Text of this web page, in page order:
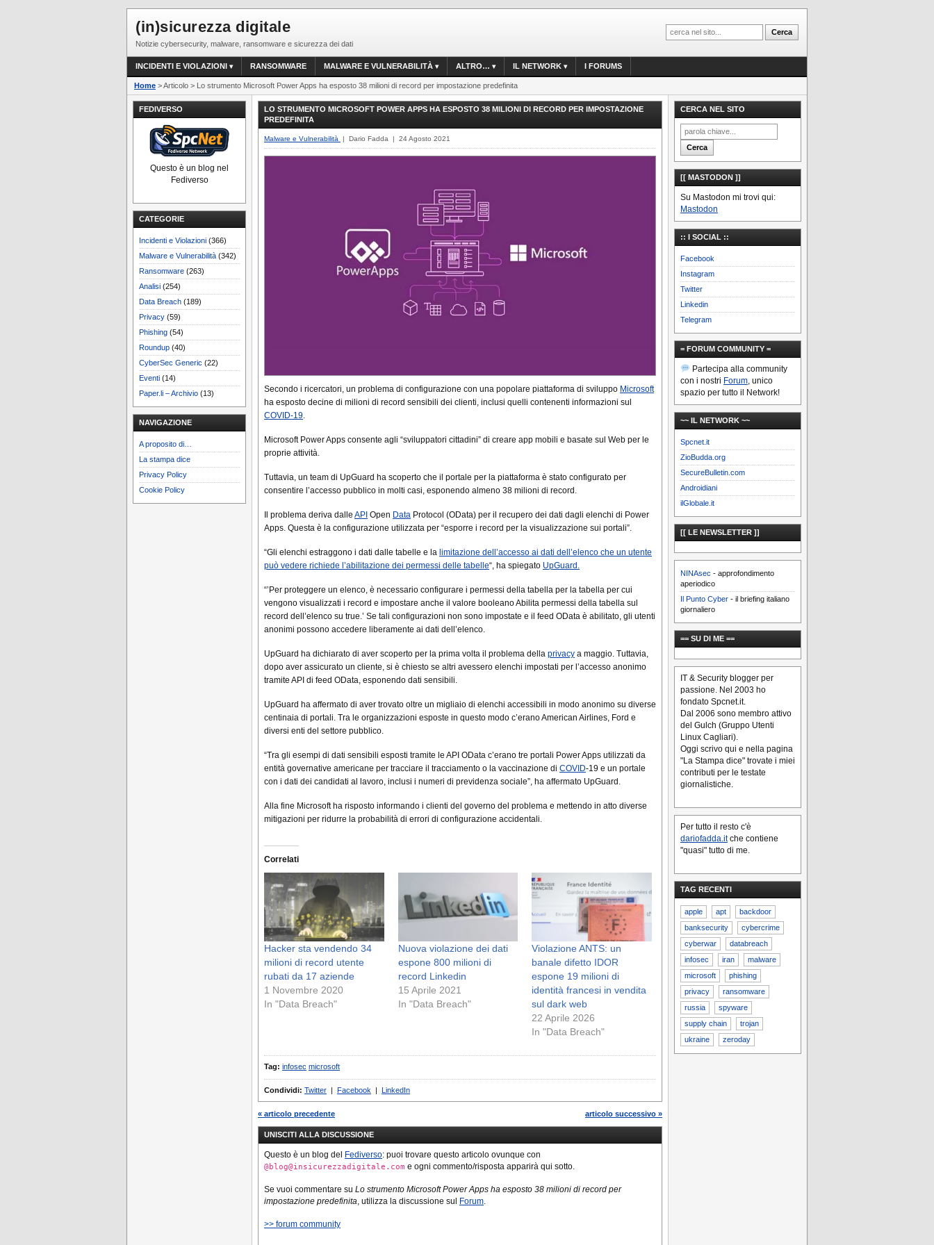
(in)sicurezza digitale
Notizie cybersecurity, malware, ransomware e sicurezza dei dati
INCIDENTI E VIOLAZIONI RANSOMWARE MALWARE E VULNERABILITÀ ALTRO… IL NETWORK I FORUMS
Home > Articolo > Lo strumento Microsoft Power Apps ha esposto 38 milioni di record per impostazione predefinita
FEDIVERSO
Questo è un blog nel
Fediverso
CATEGORIE
Incidenti e Violazioni (366)
Malware e Vulnerabilità (342)
Ransomware (263)
Analisi (254)
Data Breach (189)
Privacy (59)
Phishing (54)
Roundup (40)
CyberSec Generic (22)
Eventi (14)
Paper.li – Archivio (13)
NAVIGAZIONE
A proposito di…
La stampa dice
Privacy Policy
Cookie Policy
LO STRUMENTO MICROSOFT POWER APPS HA ESPOSTO 38 MILIONI DI RECORD PER IMPOSTAZIONE
PREDEFINITA
Malware e Vulnerabilità | Dario Fadda | 24 Agosto 2021
Secondo i ricercatori, un problema di configurazione con una popolare piattaforma di sviluppo Microsoft
ha esposto decine di milioni di record sensibili dei clienti, inclusi quelli contenenti informazioni sul
COVID-19.
Microsoft Power Apps consente agli “sviluppatori cittadini” di creare app mobili e basate sul Web per le
proprie attività.
Tuttavia, un team di UpGuard ha scoperto che il portale per la piattaforma è stato configurato per
consentire l’accesso pubblico in molti casi, esponendo almeno 38 milioni di record.
Il problema deriva dalle API Open Data Protocol (OData) per il recupero dei dati dagli elenchi di Power
Apps. Questa è la configurazione utilizzata per “esporre i record per la visualizzazione sui portali”.
“Gli elenchi estraggono i dati dalle tabelle e la limitazione dell’accesso ai dati dell’elenco che un utente
può vedere richiede l’abilitazione dei permessi delle tabelle“, ha spiegato UpGuard.
“’Per proteggere un elenco, è necessario configurare i permessi della tabella per la tabella per cui
vengono visualizzati i record e impostare anche il valore booleano Abilita permessi della tabella sul
record dell’elenco su true.’ Se tali configurazioni non sono impostate e il feed OData è abilitato, gli utenti
anonimi possono accedere liberamente ai dati dell’elenco.
UpGuard ha dichiarato di aver scoperto per la prima volta il problema della privacy a maggio. Tuttavia,
dopo aver assicurato un cliente, si è chiesto se altri avessero elenchi impostati per l’accesso anonimo
tramite API di feed OData, esponendo dati sensibili.
UpGuard ha affermato di aver trovato oltre un migliaio di elenchi accessibili in modo anonimo su diverse
centinaia di portali. Tra le organizzazioni esposte in questo modo c’erano American Airlines, Ford e
diversi enti del settore pubblico.
“Tra gli esempi di dati sensibili esposti tramite le API OData c’erano tre portali Power Apps utilizzati da
entità governative americane per tracciare il tracciamento o la vaccinazione di COVID-19 e un portale
con i dati dei candidati al lavoro, inclusi i numeri di previdenza sociale”, ha affermato UpGuard.
Alla fine Microsoft ha risposto informando i clienti del governo del problema e mettendo in atto diverse
mitigazioni per ridurre la probabilità di errori di configurazione accidentali.
Correlati
Hacker sta vendendo 34
milioni di record utente
rubati da 17 aziende
1 Novembre 2020
In "Data Breach"
Nuova violazione dei dati
espone 800 milioni di
record Linkedin
15 Aprile 2021
In "Data Breach"
Violazione ANTS: un
banale difetto IDOR
espone 19 milioni di
identità francesi in vendita
sul dark web
22 Aprile 2026
In "Data Breach"
Tag: infosec microsoft
Condividi: Twitter | Facebook | LinkedIn
« articolo precedente articolo successivo »
UNISCITI ALLA DISCUSSIONE
Questo è un blog del Fediverso: puoi trovare questo articolo ovunque con
@blog@insicurezzadigitale.com e ogni commento/risposta apparirà qui sotto.
Se vuoi commentare su Lo strumento Microsoft Power Apps ha esposto 38 milioni di record per
impostazione predefinita , utilizza la discussione sul Forum
>> forum community
CERCA NEL SITO
[[ MASTODON ]]
Su Mastodon mi trovi qui:
Mastodon
:: I SOCIAL ::
Facebook
Instagram
Twitter
Linkedin
Telegram
= FORUM COMMUNITY =
Partecipa alla community
con i nostri Forum, unico
spazio per tutto il Network!
~~ IL NETWORK ~~
Spcnet.it
ZioBudda.org
SecureBulletin.com
Androidiani
ilGlobale.it
[[ LE NEWSLETTER ]]
NINAsec - approfondimento
aperiodico
Il Punto Cyber - il briefing italiano
giornaliero
== SU DI ME ==
IT & Security blogger per
passione. Nel 2003 ho
fondato Spcnet.it.
Dal 2006 sono membro attivo
del Gulch (Gruppo Utenti
Linux Cagliari).
Oggi scrivo qui e nella pagina
"La Stampa dice" trovate i miei
contributi per le testate
giornalistiche.
Per tutto il resto c'è
dariofadda.itche contiene
"quasi" tutto di me.
TAG RECENTI
apple apt
backdoor
banksecurity
cybercrime
cyberwar
databreach
infosec
iran
malware
microsoft
phishing
privacy
ransomware
russia
spyware
supply chain
trojan
ukraine
zeroday